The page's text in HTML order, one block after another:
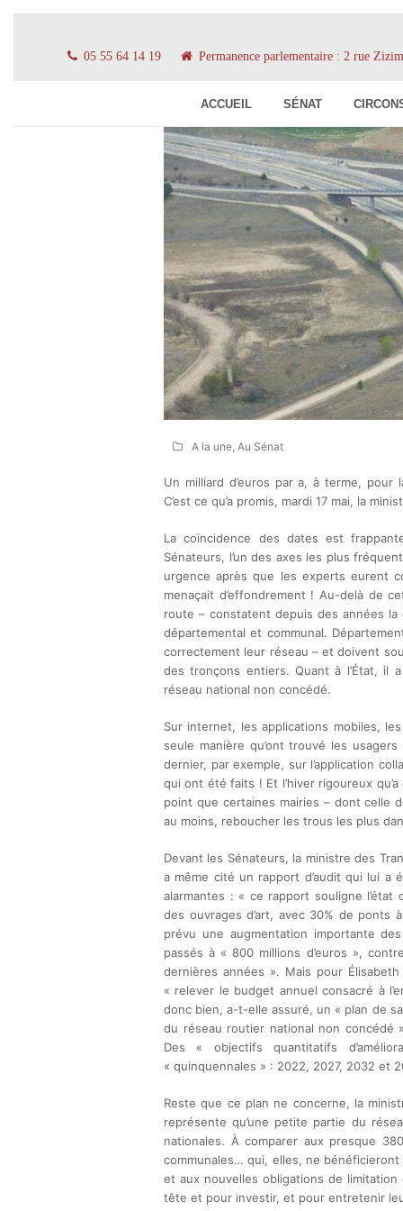
05 55 64 14 19 Permanence parlementaire : 2 rue
ACCUEIL SÉNAT
A la une Au Sénat
Un milliard d’euros par a, à terme, pour
C’est ce qu’a promis, mardi 17 mai, la
La coïncidence des dates est
Sénateurs, l’un des axes les plus
urgence après que les experts eurent
menaçait d’effondrement ! Au-delà de
route – constatent depuis des années
départemental et communal.
correctement leur réseau – et doivent
des tronçons entiers. Quant à l’État, il
réseau national non concédé.
Sur internet, les applications mobiles,
seule manière qu’ont trouvé les
dernier, par exemple, sur l’application
qui ont été faits ! Et l’hiver rigoureux
point que certaines mairies – dont celle
au moins, reboucher les trous les plus
Devant les Sénateurs, la ministre des
a même cité un rapport d’audit qui lui a
alarmantes : « ce rapport souligne
des ouvrages d’art, avec 30% de ponts
prévu une augmentation importante
passés à « 800 millions d’euros »,
dernières années ». Mais pour
« relever le budget annuel consacré à
donc bien, a-t-elle assuré, un « plan de
du réseau routier national non concédé
Des « objectifs quantitatifs
« quinquennales » : 2022, 2027, 2032 et
Reste que ce plan ne concerne, la
représente qu’une petite partie du
nationales. À comparer aux presque
communales… qui, elles, ne
et aux nouvelles obligations de
tête et pour investir, et pour entretenir